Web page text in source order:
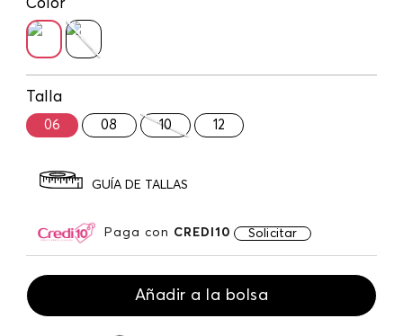
Color
Talla
06 08 10 12
GUÍA DE TALLAS
Paga con CREDI10 Solicitar
Añadir a la bolsa